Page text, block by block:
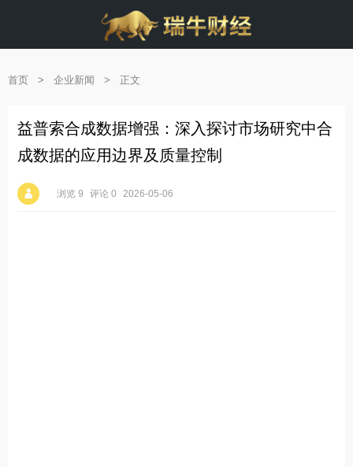
首页 > 企业新闻 > 正文
益普索合成数据增强：深入探讨市场研究中合
成数据的应用边界及质量控制
浏览 9 评论 0 2026-05-06